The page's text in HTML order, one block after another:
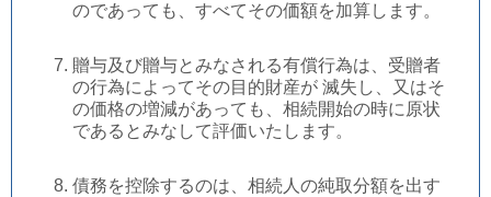
のであっても、すべてその価額を加算します。
贈与及び贈与とみなされる有償行為は、受贈者
の行為によってその目的財産が 滅失し、又はそ
の価格の増減があっても、相続開始の時に原状
であるとみなして評価いたします。
債務を控除するのは、相続人の純取分額を出す